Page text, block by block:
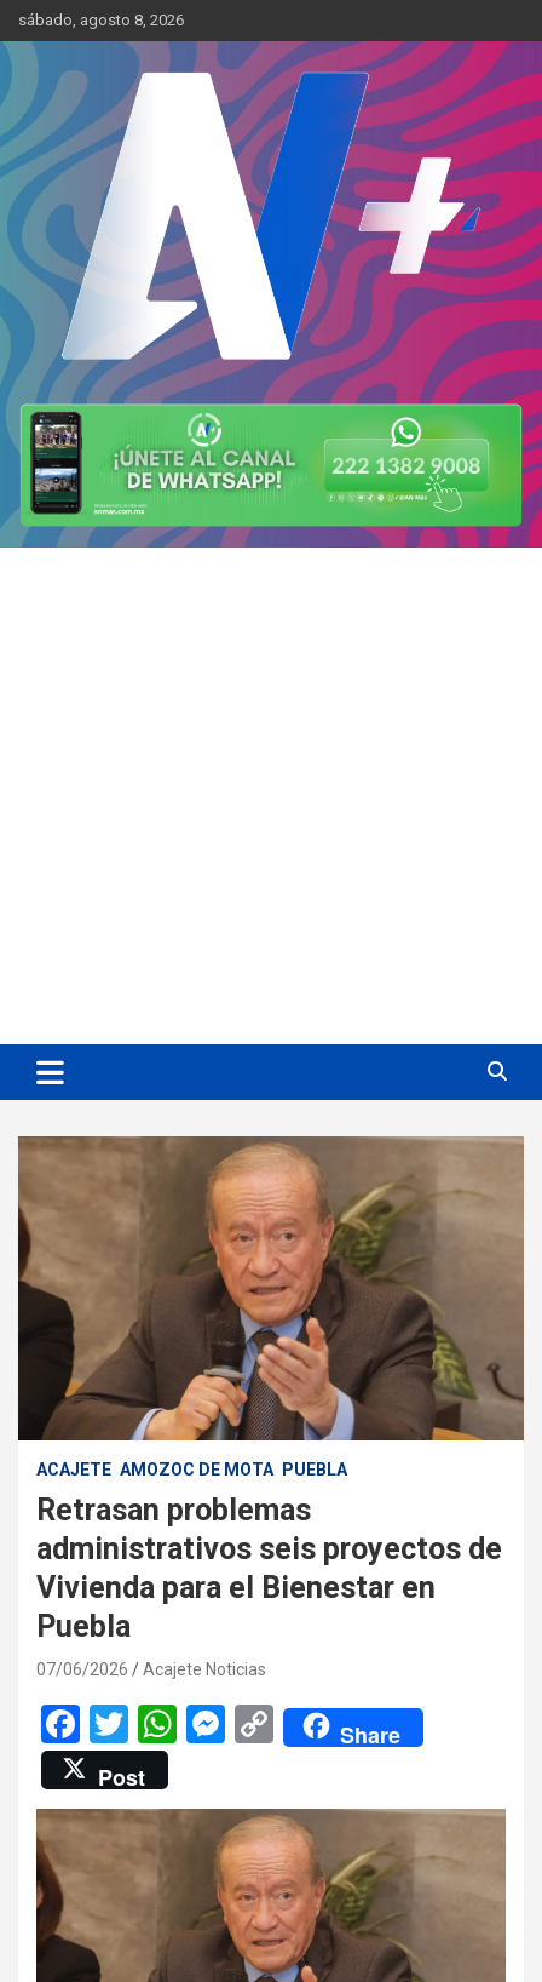
Skip
to
content
sábado, agosto 8, 2026
AN Más
Más cerca de ti
ACAJETE AMOZOC DE MOTA PUEBLA
Retrasan problemas
administrativos seis proyectos de
Vivienda para el Bienestar en
Puebla
07/06/2026 Acajete Noticias
F
a
ce
o
o
k
T
wi
tt
er
W
at
s
p
M
se
n
g
er
C
o
py
Li
n
k
Share
Post